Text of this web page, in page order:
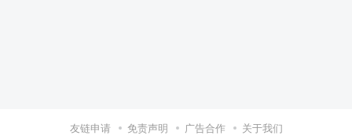
友链申请 免责声明 广告合作 关于我们